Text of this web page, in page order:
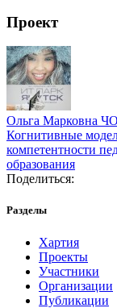
Проект
Ольга Марковна
Когнитивные
компетентности
образования
Поделиться:
Разделы
Хартия
Проекты
Участники
Организации
Публикации